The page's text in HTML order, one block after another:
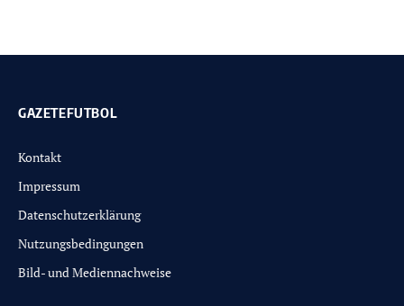
GAZETEFUTBOL
Kontakt
Impressum
Datenschutzerklärung
Nutzungsbedingungen
Bild- und Mediennachweise